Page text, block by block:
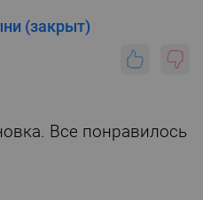
(закрыт)
Все понравилось